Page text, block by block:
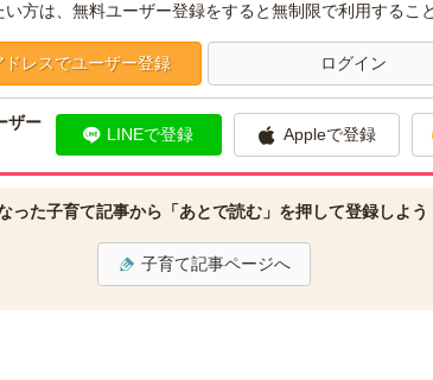
方は、無料ユーザー登録をすると無制限で利用するこ
ドレスでユーザー登録 ログイン
ザー
LINEで登録 Appleで登録
った子育て記事から「あとで読む」を押して登録しよう
子育て記事ページへ